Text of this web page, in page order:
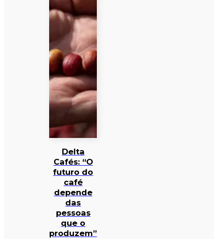
Delta
Cafés: “O
futuro do
café
depende
das
pessoas
que o
produzem”